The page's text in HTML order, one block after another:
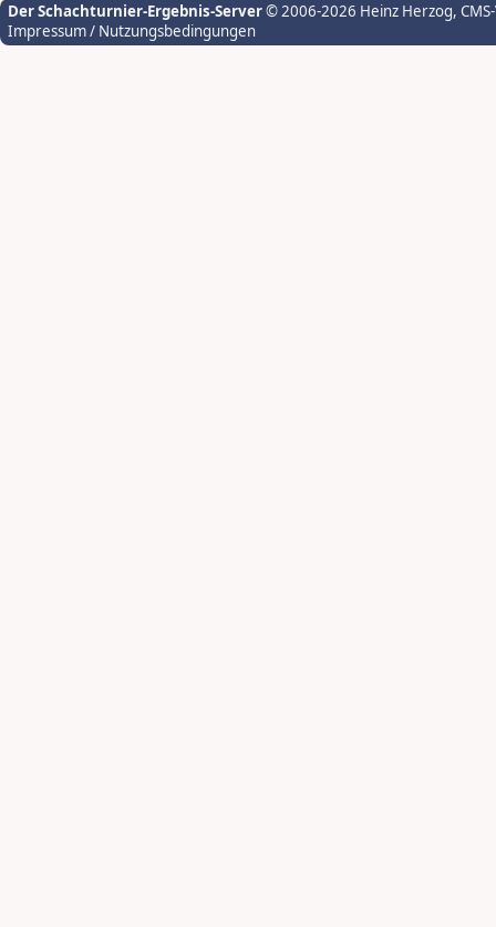
Der Schachturnier-Ergebnis-Server© 2006-2026 Heinz Herzog,
Impressum / Nutzungsbedingungen